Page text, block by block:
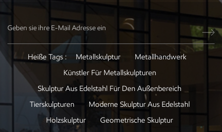
Heiße Tags : Metallskulptur
Metallhandwerk
Künstler Für Metallskulpturen
Skulptur Aus Edelstahl Für Den Außenbereich
Tierskulpturen
Moderne Skulptur Aus Edelstahl
Holzskulptur
Geometrische Skulptur